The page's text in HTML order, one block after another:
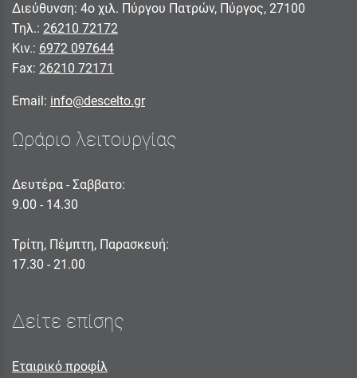
Διεύθυνση: 4ο χιλ. Πύργου Πατρών, Πύργος, 27100
Τηλ.: 26210 72172
Κιν.: 6972 097644
Fax: 26210 72171
Email: info@descelto.gr
Ωράριο λειτουργίας
Δευτέρα - Σαββατο:
9.00 - 14.30
Τρίτη, Πέμπτη, Παρασκευή:
17.30 - 21.00
Δείτε επίσης
Εταιρικό προφίλ